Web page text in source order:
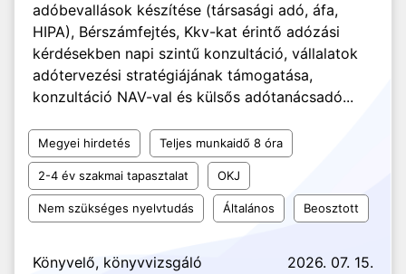
adóbevallások készítése (társasági adó, áfa,
HIPA), Bérszámfejtés, Kkv-kat érintő adózási
kérdésekben napi szintű konzultáció, vállalatok
adótervezési stratégiájának támogatása,
konzultáció NAV-val és külsős adótanácsadó...
Megyei hirdetés Teljes munkaidő 8 óra
2-4 év szakmai tapasztalat OKJ
Nem szükséges nyelvtudás Általános Beosztott
Könyvelő, könyvvizsgáló 2026. 07. 15.